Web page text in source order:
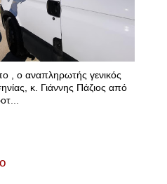
, ο αναπληρωτής γενικός
κ. Γιάννης Πάζιος από